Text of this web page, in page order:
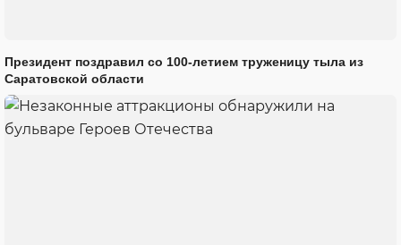
Президент поздравил со 100-летием труженицу тыла из
Саратовской области